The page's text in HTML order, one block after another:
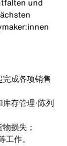
und
成各项销售
存管理·陈列
损失；
作。